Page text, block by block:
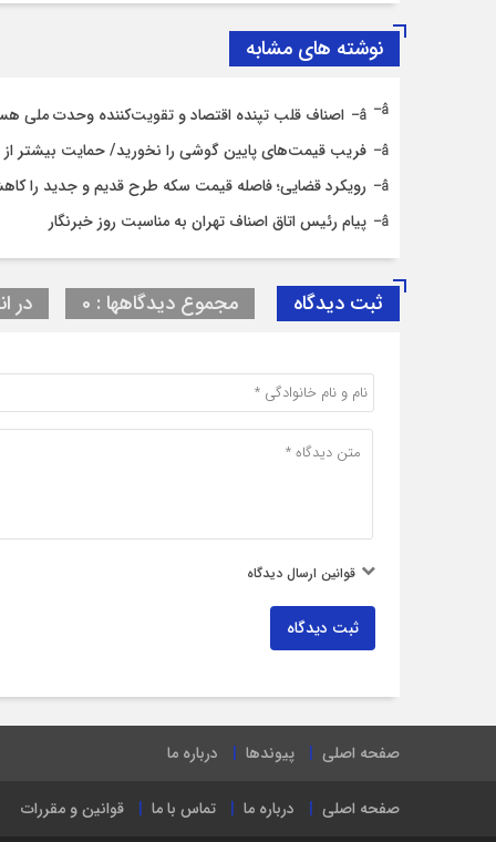
نوشته های مشابه
اصناف قلب تپنده اقتصاد و تقویت‌کننده وحدت ملی
فریب قیمت‌های پایین گوشی را نخورید/ حمایت بیشتر از
رویکرد قضایی؛ فاصله قیمت سکه طرح قدیم و جدید را
پیام رئیس اتاق اصناف تهران به مناسبت روز خبرنگار
ثبت دیدگاه مجموع دیدگاهها : 0 در
قوانین ارسال دیدگاه
ثبت دیدگاه
صفحه اصلی پیوندها درباره ما
صفحه اصلی درباره ما تماس با ما قوانین و مقررات